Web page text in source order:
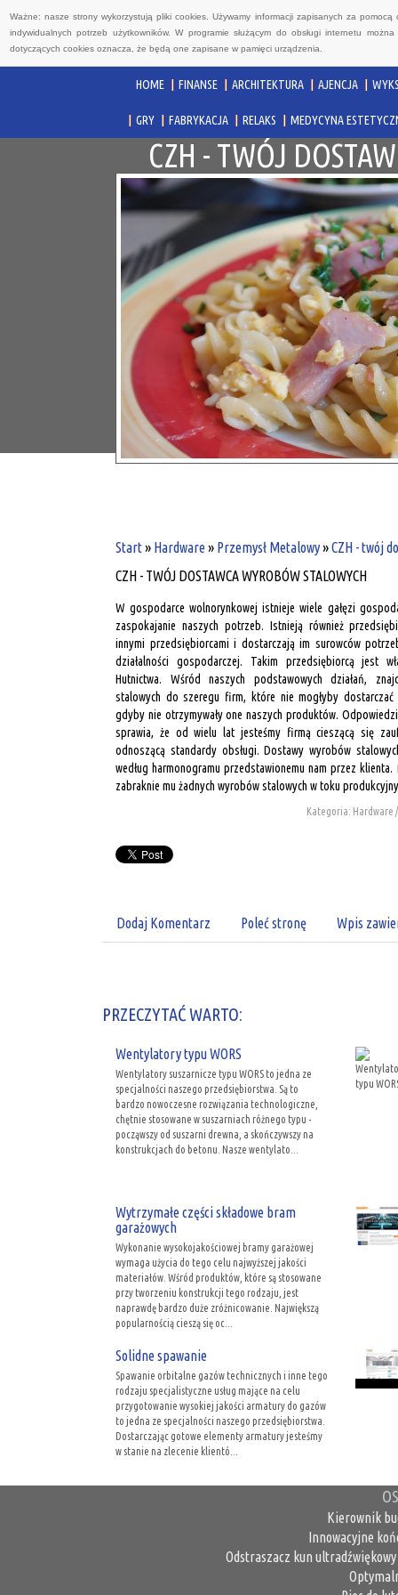
Ważne: nasze strony wykorzystują pliki cookies. Używamy informacji zapisanych za
indywidualnych potrzeb użytkowników. W programie służącym do obsługi internetu
dotyczących cookies oznacza, że będą one zapisane w pamięci urządzenia.
HOME FINANSE ARCHITEKTURA AJENCJA
GRY FABRYKACJA RELAKS MEDYCYNA
CZH - TWÓJ
Start» Hardware» Przemysł Metalowy»CZH - twój
CZH - TWÓJ DOSTAWCA WYROBÓW STALOWYCH
W gospodarce wolnorynkowej istnieje wiele gałęzi
zaspokajanie naszych potrzeb. Istnieją również
innymi przedsiębiorcami i dostarczają im surowców
działalności gospodarczej. Takim przedsiębiorcą jest
Hutnictwa. Wśród naszych podstawowych działań,
stalowych do szeregu firm, które nie mogłyby
gdyby nie otrzymywały one naszych produktów.
sprawia, że od wielu lat jesteśmy firmą cieszącą się
odnoszącą standardy obsługi. Dostawy wyrobów
według harmonogramu przedstawionemu nam przez
zabraknie mu żadnych wyrobów stalowych w toku
Kategoria: Hardware
Dodaj Komentarz Poleć stronę Wpis
PRZECZYTAĆ WARTO:
Wentylatory typu WORS
Wentylatory suszarnicze typu WORS to jedna ze
specjalności naszego przedsiębiorstwa. Są to
bardzo nowoczesne rozwiązania technologiczne,
chętnie stosowane w suszarniach różnego typu -
począwszy od suszarni drewna, a skończywszy na
konstrukcjach do betonu. Nasze wentylato...
Wytrzymałe części składowe bram
garażowych
Wykonanie wysokojakościowej bramy garażowej
wymaga użycia do tego celu najwyższej jakości
materiałów. Wśród produktów, które są stosowane
przy tworzeniu konstrukcji tego rodzaju, jest
naprawdę bardzo duże zróżnicowanie. Największą
popularnością cieszą się oc...
Solidne spawanie
Spawanie orbitalne gazów technicznych i inne tego
rodzaju specjalistyczne usług mające na celu
przygotowanie wysokiej jakości armatury do gazów
to jedna ze specjalności naszego przedsiębiorstwa.
Dostarczając gotowe elementy armatury jesteśmy
w stanie na zlecenie klientó...
Kierownik
Innowacyjne
Odstraszacz kun